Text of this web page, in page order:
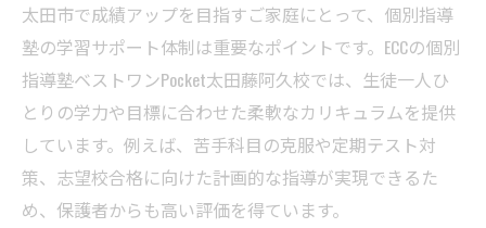
太田市で成績向上する個別指導塾の実力と
は
個別指導塾で苦手科目も着実に克服できる
秘訣
ベストワンPocket流の成績アップ体験談を紹
介
太田市で成績アップを目指すご家庭にとって、個別指導
塾の学習サポート体制は重要なポイントです。ECCの個別
指導塾ベストワンPocket太田藤阿久校では、生徒一人ひ
とりの学力や目標に合わせた柔軟なカリキュラムを提供
しています。例えば、苦手科目の克服や定期テスト対
策、志望校合格に向けた計画的な指導が実現できるた
め、保護者からも高い評価を得ています。